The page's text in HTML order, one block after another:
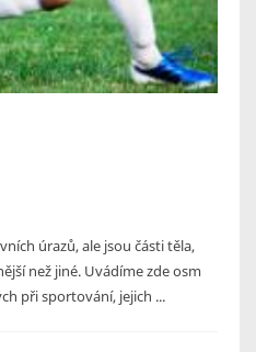
úrazů, ale jsou části těla,
než jiné. Uvádíme zde osm
při sportování, jejich ...